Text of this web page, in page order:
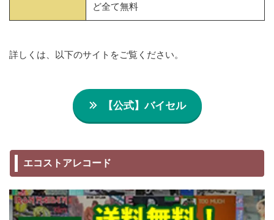
ど全て無料
詳しくは、以下のサイトをご覧ください。
【公式】バイセル
エコストアレコード